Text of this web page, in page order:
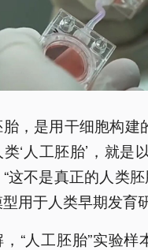
胎，是用干细胞构
‘人工胚胎’，就是
这不是真正的人类
用于人类早期发育
“人工胚胎”实验